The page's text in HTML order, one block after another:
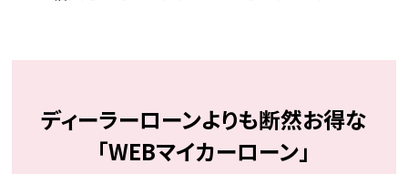
ディーラーローンよりも断然お得な
「WEBマイカーローン」